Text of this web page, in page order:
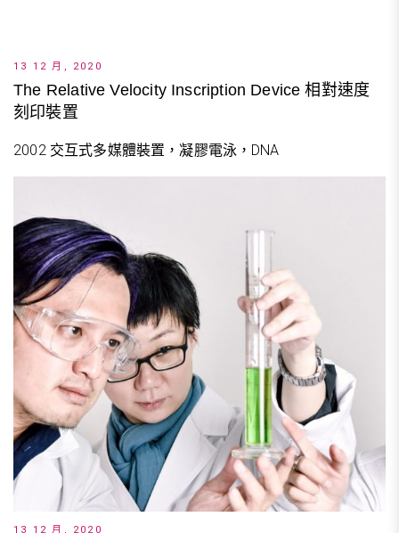
13 12 月, 2020
The Relative Velocity Inscription Device 相對速度
刻印裝置
2002 交互式多媒體裝置，凝膠電泳，DNA
13 12 月, 2020